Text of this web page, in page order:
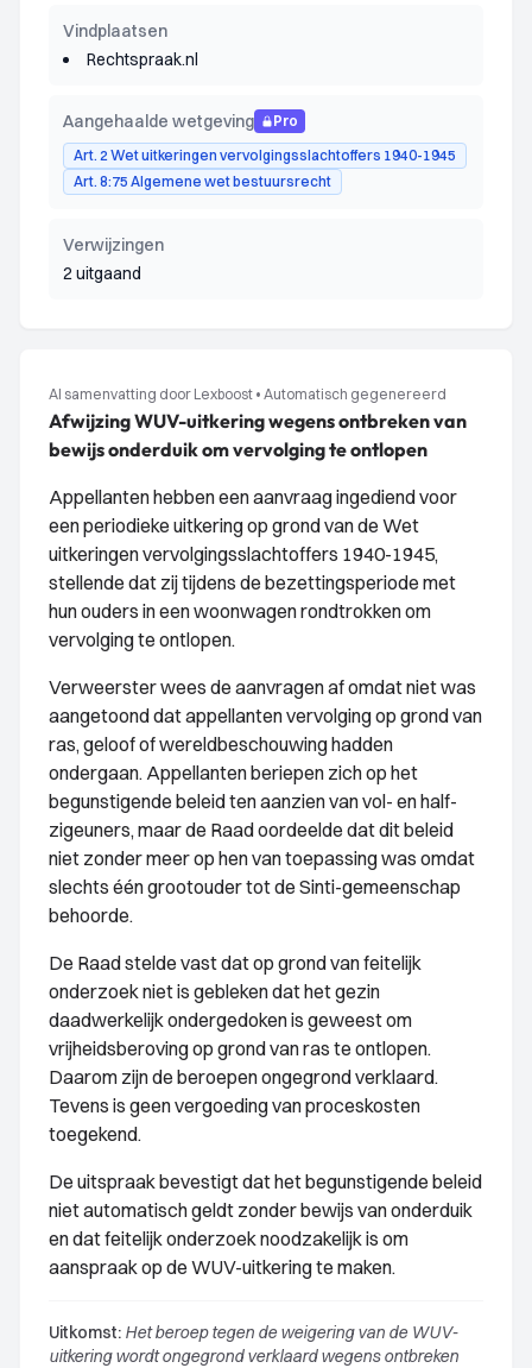
Vindplaatsen
Rechtspraak.nl
Aangehaalde wetgeving
Pro
Art. 2 Wet uitkeringen vervolgingsslachtoffers 1940-1945
Art. 8:75 Algemene wet bestuursrecht
Verwijzingen
2 uitgaand
AI samenvatting door Lexboost • Automatisch gegenereerd
Afwijzing WUV-uitkering wegens ontbreken van
bewijs onderduik om vervolging te ontlopen
Appellanten hebben een aanvraag ingediend voor
een periodieke uitkering op grond van de Wet
uitkeringen vervolgingsslachtoffers 1940-1945,
stellende dat zij tijdens de bezettingsperiode met
hun ouders in een woonwagen rondtrokken om
vervolging te ontlopen.
Verweerster wees de aanvragen af omdat niet was
aangetoond dat appellanten vervolging op grond van
ras, geloof of wereldbeschouwing hadden
ondergaan. Appellanten beriepen zich op het
begunstigende beleid ten aanzien van vol- en half-
zigeuners, maar de Raad oordeelde dat dit beleid
niet zonder meer op hen van toepassing was omdat
slechts één grootouder tot de Sinti-gemeenschap
behoorde.
De Raad stelde vast dat op grond van feitelijk
onderzoek niet is gebleken dat het gezin
daadwerkelijk ondergedoken is geweest om
vrijheidsberoving op grond van ras te ontlopen.
Daarom zijn de beroepen ongegrond verklaard.
Tevens is geen vergoeding van proceskosten
toegekend.
De uitspraak bevestigt dat het begunstigende beleid
niet automatisch geldt zonder bewijs van onderduik
en dat feitelijk onderzoek noodzakelijk is om
aanspraak op de WUV-uitkering te maken.
Uitkomst: Het beroep tegen de weigering van de WUV-
uitkering wordt ongegrond verklaard wegens ontbreken